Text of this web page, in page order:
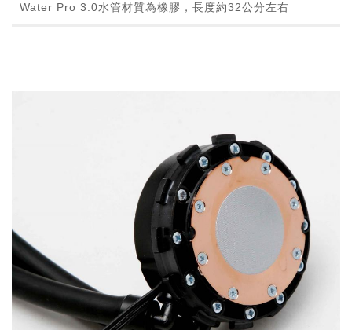
Water Pro 3.0水管材質為橡膠，長度約32公分左右